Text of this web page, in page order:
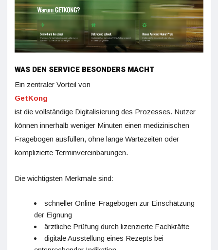
WAS DEN SERVICE BESONDERS MACHT
Ein zentraler Vorteil von
GetKong
ist die vollständige Digitalisierung des Prozesses. Nutzer
können innerhalb weniger Minuten einen medizinischen
Fragebogen ausfüllen, ohne lange Wartezeiten oder
komplizierte Terminvereinbarungen.
Die wichtigsten Merkmale sind:
schneller Online-Fragebogen zur Einschätzung
der Eignung
ärztliche Prüfung durch lizenzierte Fachkräfte
digitale Ausstellung eines Rezepts bei